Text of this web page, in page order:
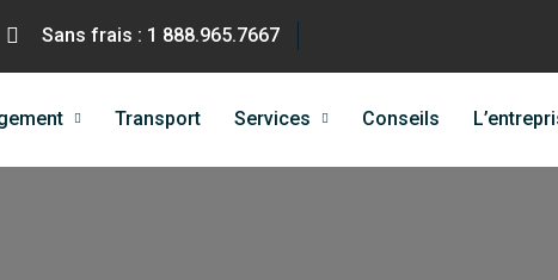
Sans frais : 1 888.965.7667
Transport Services Conseils